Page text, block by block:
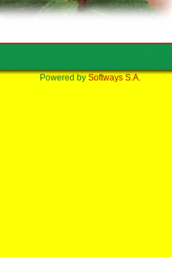
Powered by Softways S.A.